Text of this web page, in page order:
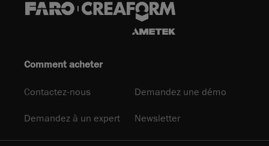
Comment acheter
Contactez-nous Demandez une démo
Demandez à un expert Newsletter